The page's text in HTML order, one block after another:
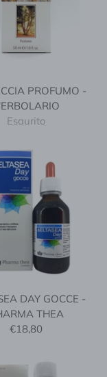
PROFUMO -
Esaurito
DAY GOCCE -
THEA
€18,80